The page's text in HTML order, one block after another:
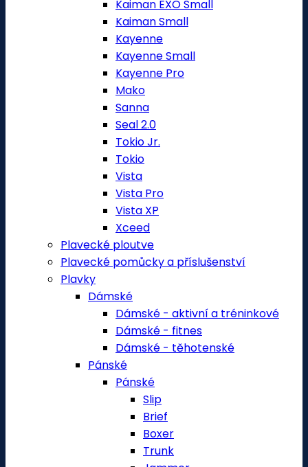
Kaiman EXO Small
Kaiman Small
Kayenne
Kayenne Small
Kayenne Pro
Mako
Sanna
Seal 2.0
Tokio Jr.
Tokio
Vista
Vista Pro
Vista XP
Xceed
Plavecké ploutve
Plavecké pomůcky a příslušenství
Plavky
Dámské
Dámské - aktivní a tréninkové
Dámské - fitnes
Dámské - těhotenské
Pánské
Pánské
Slip
Brief
Boxer
Trunk